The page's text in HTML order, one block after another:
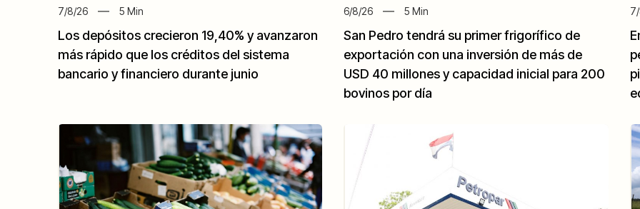
7/8/26 5 Min
Los depósitos crecieron 19,40% y avanzaron
más rápido que los créditos del sistema
bancario y financiero durante junio
6/8/26 5 Min
San Pedro tendrá su primer frigorífico de
exportación con una inversión de más de
USD 40 millones y capacidad inicial para 200
bovinos por día